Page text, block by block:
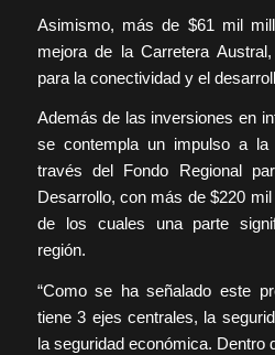
Asimismo, más de $61 mil
mejora de la Carretera
para la conectividad y el
Además de las inversiones en
se contempla un impulso a la
través del Fondo Regional
Desarrollo, con más de $220
de los cuales una parte
región.
“Como se ha señalado este
tiene 3 ejes centrales, la
la seguridad económica. Dentro